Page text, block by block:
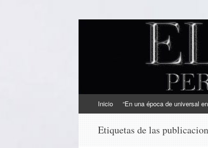
EL SINDICAL
Periodismo Inteligente
al
Inicio “En una época de universal
Etiquetas de las